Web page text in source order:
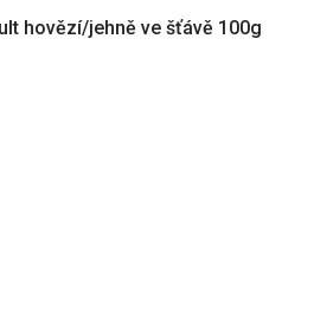
hovězí/jehně ve šťávě 100g